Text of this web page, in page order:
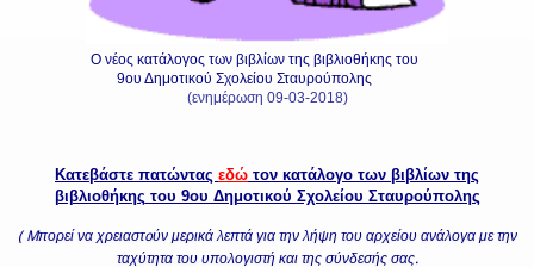
Ο νέος κατάλογος των βιβλίων της βιβλιοθήκης του
9ου Δημοτικού Σχολείου Σταυρούπολης
(ενημέρωση 09-03-2018)
Κατεβάστε πατώντας εδώ τον κατάλογο των βιβλίων της
βιβλιοθήκης του 9ου Δημοτικού Σχολείου Σταυρούπολης
( Mπορεί να χρειαστoύν μερικά λεπτά για την λήψη του αρχείου ανάλογα με την
ταχύτητα του υπολογιστή και της σύνδεσής σας.